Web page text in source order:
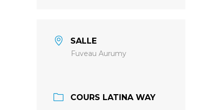
SALLE
Fuveau Aurumy
COURS LATINA WAY